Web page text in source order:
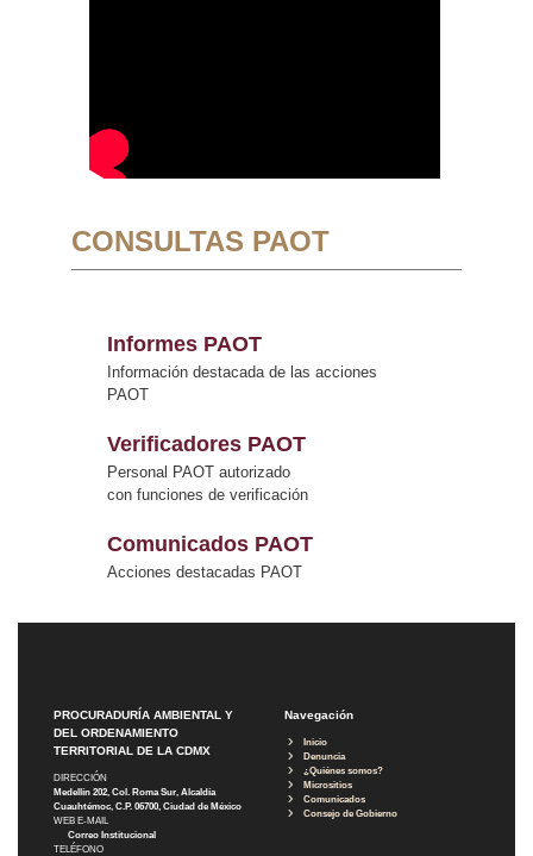
CONSULTAS PAOT
Informes PAOT
Información destacada de las acciones
PAOT
Verificadores PAOT
Personal PAOT autorizado
con funciones de verificación
Comunicados PAOT
Acciones destacadas PAOT
PROCURADURÍA AMBIENTAL Y
DEL ORDENAMIENTO
TERRITORIAL DE LA CDMX
DIRECCIÓN
Medellín 202, Col. Roma Sur, Alcaldía
Cuauhtémoc, C.P. 06700, Ciudad de México
WEB E-MAIL
Correo Institucional
TELÉFONO
Navegación
Inicio
Denuncia
¿Quiénes somos?
Micrositios
Comunicados
Consejo de Gobierno